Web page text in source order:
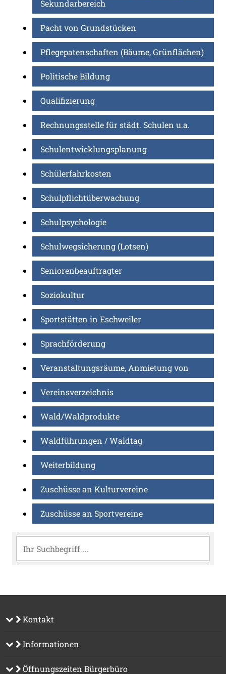
Sekundarbereich
Pacht von Grundstücken
Pflegepatenschaften (Bäume, Grünflächen)
Politische Bildung
Qualifizierung
Rechnungsstelle für städt. Schulen u.a.
Schulentwicklungsplanung
Schülerfahrkosten
Schulpflichtüberwachung
Schulpsychologie
Schulwegsicherung (Lotsen)
Seniorenbeauftragter
Soziokultur
Sportstätten in Eschweiler
Sprachförderung
Veranstaltungsräume, Anmietung von
Vereinsverzeichnis
Wald/Waldprodukte
Waldführungen / Waldtag
Weiterbildung
Zuschüsse an Kulturvereine
Zuschüsse an Sportvereine
Suche
Kontakt
Informationen
Öffnungszeiten Bürgerbüro